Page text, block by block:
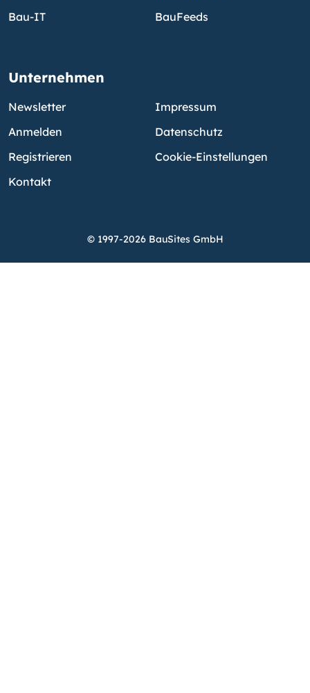
Bau-IT
BauFeeds
Unternehmen
Newsletter
Anmelden
Registrieren
Kontakt
Impressum
Datenschutz
Cookie-Einstellungen
© 1997-2026 BauSites GmbH